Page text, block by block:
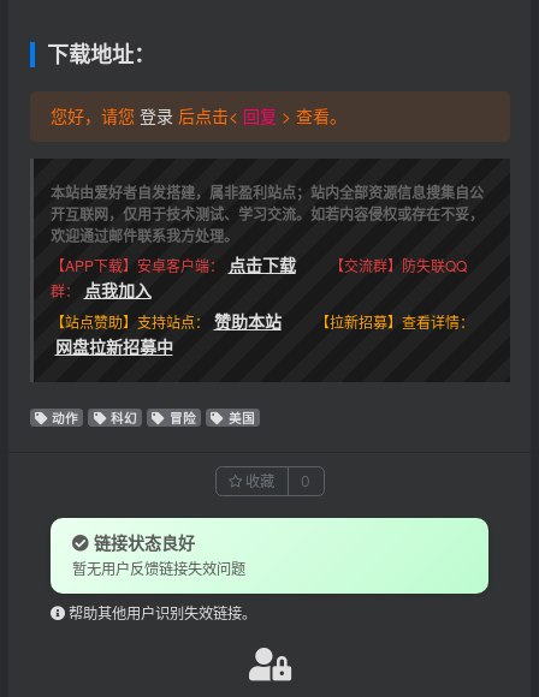
下载地址：
您好，请您 登录 后点击< 回复 > 查看。
本站由爱好者自发搭建，属非盈利站点；站内全部资源信息搜集自公
开互联网，仅用于技术测试、学习交流。如若内容侵权或存在不妥，
欢迎通过邮件联系我方处理。
【APP下载】安卓客户端： 点击下载
【交流群】防失联QQ
群：
点我加入
【站点赞助】支持站点： 赞助本站 【拉新招募】查看详情：
网盘拉新招募中
动作 科幻 冒险 美国
收藏 0
链接状态良好
暂无用户反馈链接失效问题
帮助其他用户识别失效链接。